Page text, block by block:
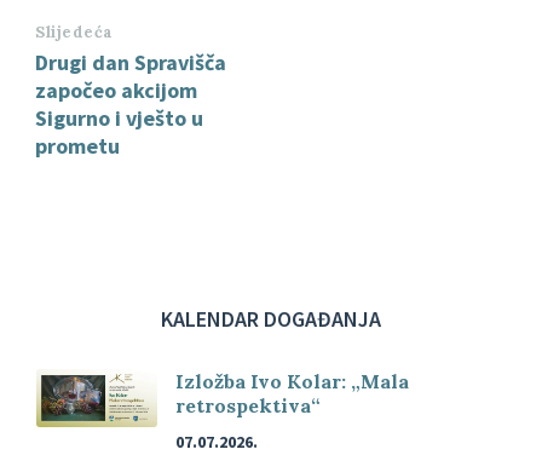
Slijedeća
Drugi dan Spravišča
započeo akcijom
Sigurno i vješto u
prometu
KALENDAR DOGAĐANJA
Izložba Ivo Kolar: „Mala
retrospektiva“
07.07.2026.